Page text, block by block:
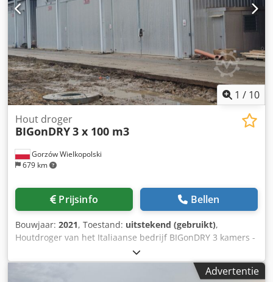
1 / 10
Gorzów Wielkopolski
679 km
Hout droger
BIGonDRY3 x 100 m3
Prijsinfo Bellen
Bouwjaar: 2021, Toestand: uitstekend (gebruikt),
Houtdroger van het Italiaanse bedrijf BIGonDRY 3 kamers -
elk: - breedte 9,6 m - lengte 7,5 m - poorthoogte 4 m Eén
batch is ongeveer 100 m3 - totaal 300 m3 Dcodpfx
Aovkxmfjh Iok Drogers alleen gebruikt voor testdoeleinden
Advertentie